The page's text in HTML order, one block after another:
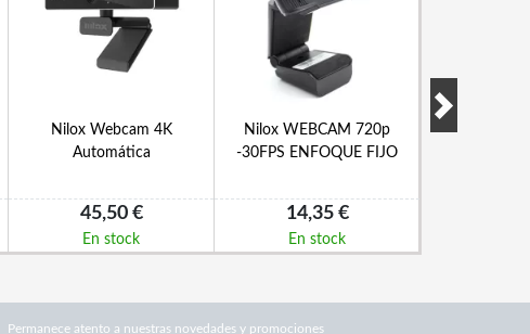
Nilox Webcam 4K
Automática
45,50 €
En stock
Nilox WEBCAM 720p
-30FPS ENFOQUE FIJO
14,35 €
En stock
Logitech
Permanece atento a nuestras novedades y promociones